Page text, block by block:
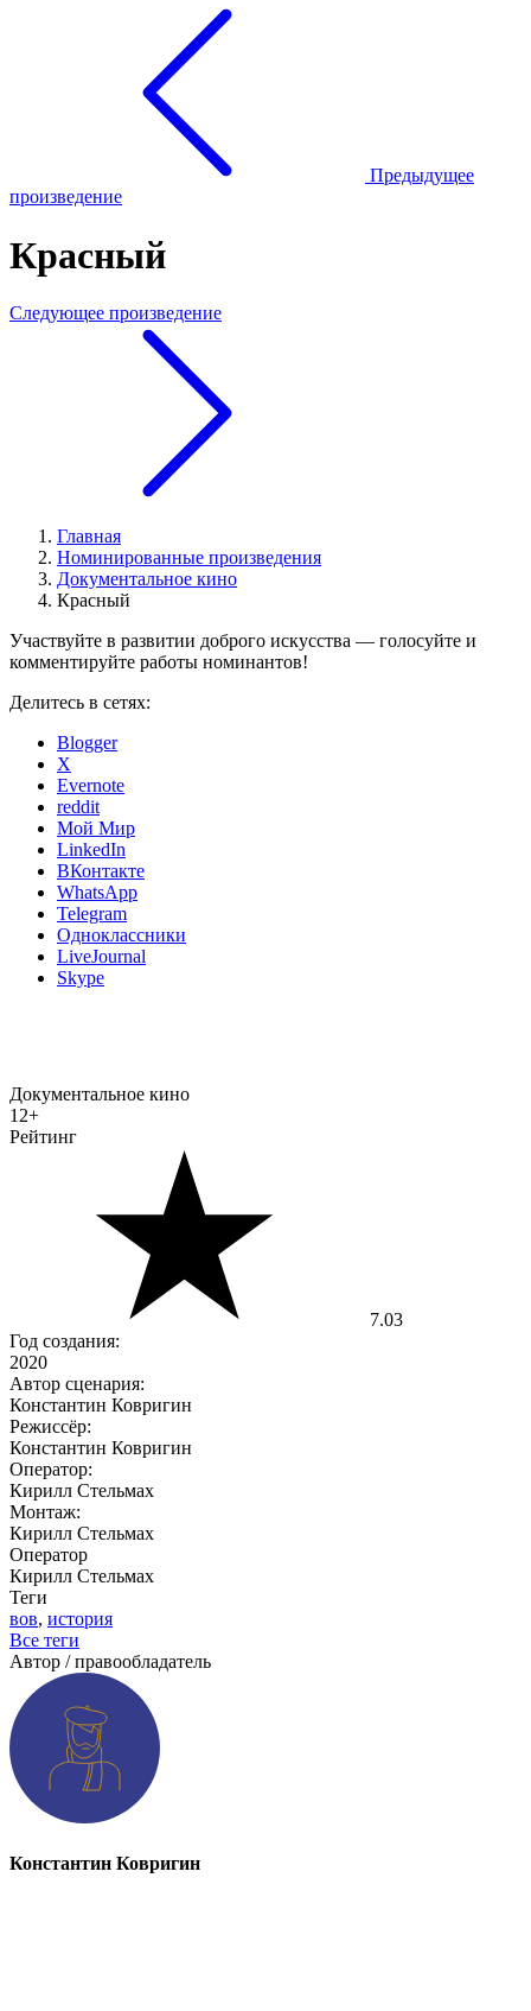
Предыдущее
произведение
Красный
Следующее произведение
Главная
Номинированные произведения
Документальное кино
Красный
Участвуйте в развитии доброго искусства — голосуйте и
комментируйте работы номинантов!
Делитесь в сетях:
Blogger
X
Evernote
reddit
Мой Мир
LinkedIn
ВКонтакте
WhatsApp
Telegram
Одноклассники
LiveJournal
Skype
Документальное кино
12+
Рейтинг
7.03
Год создания:
2020
Автор сценария:
Константин Ковригин
Режиссёр:
Константин Ковригин
Оператор:
Кирилл Стельмах
Монтаж:
Кирилл Стельмах
Оператор
Кирилл Стельмах
Теги
вов, история
Все теги
Автор / правообладатель
Константин Ковригин